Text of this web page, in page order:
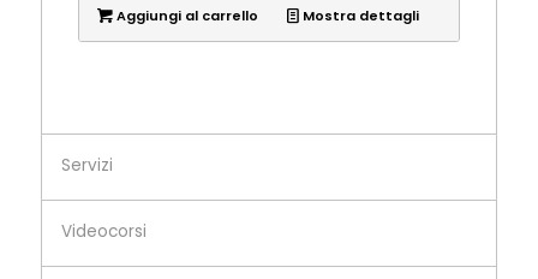
Aggiungi al carrello Mostra dettagli
Servizi
Videocorsi